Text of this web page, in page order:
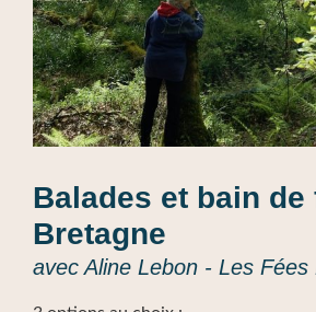
Balades et bain de
Bretagne
avec Aline Lebon - Les Fées